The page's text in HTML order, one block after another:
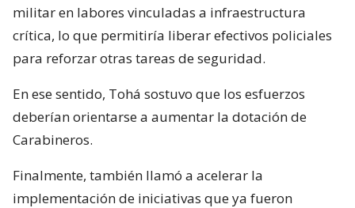
militar en labores vinculadas a infraestructura
crítica, lo que permitiría liberar efectivos policiales
para reforzar otras tareas de seguridad.
En ese sentido, Tohá sostuvo que los esfuerzos
deberían orientarse a aumentar la dotación de
Carabineros.
Finalmente, también llamó a acelerar la
implementación de iniciativas que ya fueron